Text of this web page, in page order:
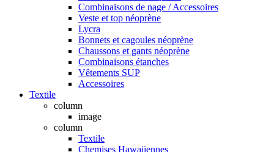
Combinaisons de nage / Accessoires
Veste et top néoprène
Lycra
Bonnets et cagoules néoprène
Chaussons et gants néoprène
Combinaisons étanches
Vêtements SUP
Accessoires
Textile
column
image
column
Textile
Chemises Hawaiiennes